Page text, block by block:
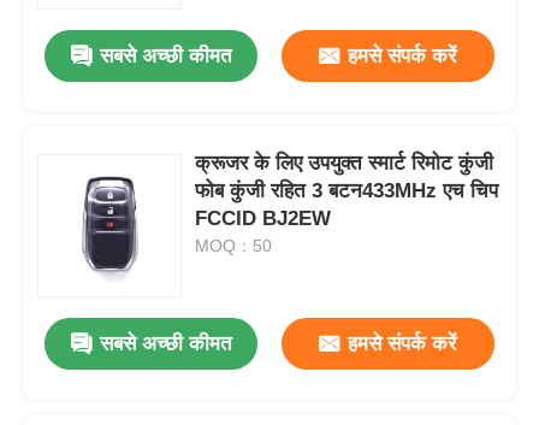
सबसे अच्छी कीमत हमसे संपर्क करें
क्रूजर के लिए उपयुक्त स्मार्ट रिमोट कुंजी
फोब कुंजी रहित 3 बटन433MHz एच चिप
FCCID BJ2EW
MOQ：50
सबसे अच्छी कीमत हमसे संपर्क करें